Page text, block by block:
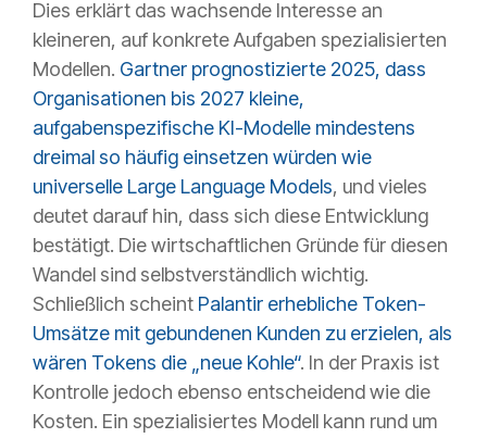
Dies erklärt das wachsende Interesse an
kleineren, auf konkrete Aufgaben spezialisierten
Modellen. Gartner prognostizierte 2025, dass
Organisationen bis 2027 kleine,
aufgabenspezifische KI-Modelle mindestens
dreimal so häufig einsetzen würden wie
universelle Large Language Models, und vieles
deutet darauf hin, dass sich diese Entwicklung
bestätigt. Die wirtschaftlichen Gründe für diesen
Wandel sind selbstverständlich wichtig.
Schließlich scheint Palantir erhebliche Token-
Umsätze mit gebundenen Kunden zu erzielen, als
wären Tokens die „neue Kohle“. In der Praxis ist
Kontrolle jedoch ebenso entscheidend wie die
Kosten. Ein spezialisiertes Modell kann rund um